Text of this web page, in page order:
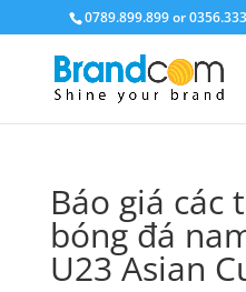
0789.899.899 or
Báo giá các
bóng đá
U23 Asian